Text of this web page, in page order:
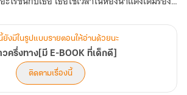
ยกชื่อเธอ
กลืนน้ำลายลงคอ เมื่อเห็นปานิศามองที่หน้าอก
มีรอยริมฝีปากประทับเอาไว้
ตวิทย์พูดไม่ออก ในขณะที่ภีรณีสะใจ ปานิศายังโง่
ยังมีในรูปแบบรายตอนให้อ่านด้วยนะ
วครึ่งทาง[มี E-BOOK ที่เด็กดี]
ติดตามเรื่องนี้